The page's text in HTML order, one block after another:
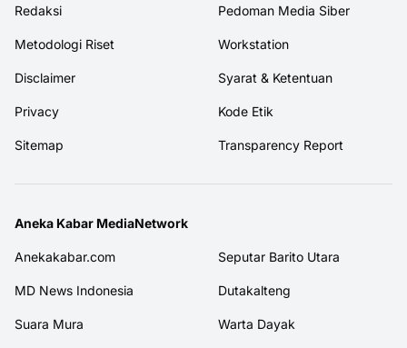
Redaksi Pedoman Media Siber
Metodologi Riset Workstation
Disclaimer Syarat & Ketentuan
Privacy Kode Etik
Sitemap Transparency Report
Aneka Kabar MediaNetwork
Anekakabar.com Seputar Barito Utara
MD News Indonesia Dutakalteng
Suara Mura Warta Dayak